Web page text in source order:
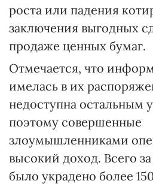
роста или падения
заключения выгодных
продаже ценных бумаг.
Отмечается, что
имелась в их
недоступна остальным
поэтому совершенные
злоумышленниками
высокий доход. Всего
было украдено более